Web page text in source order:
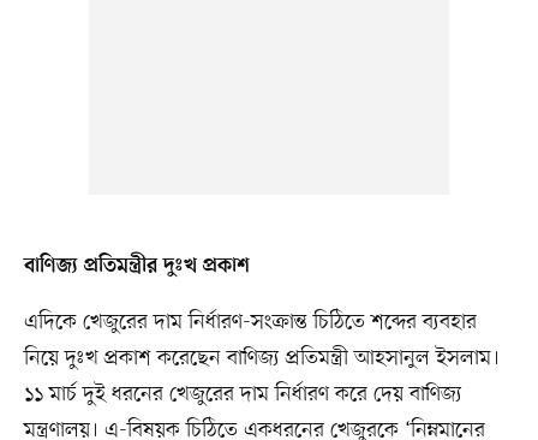
বাণিজ্য প্রতিমন্ত্রীর দুঃখ প্রকাশ
এদিকে খেজুরের দাম নির্ধারণ-সংক্রান্ত চিঠিতে শব্দের ব্যবহার
নিয়ে দুঃখ প্রকাশ করেছেন বাণিজ্য প্রতিমন্ত্রী আহসানুল ইসলাম।
১১ মার্চ দুই ধরনের খেজুরের দাম নির্ধারণ করে দেয় বাণিজ্য
মন্ত্রণালয়। এ-বিষয়ক চিঠিতে একধরনের খেজুরকে ‘নিম্নমানের